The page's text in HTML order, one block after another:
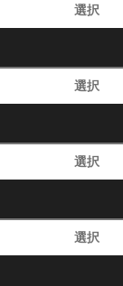
選択
選択
選択
選択